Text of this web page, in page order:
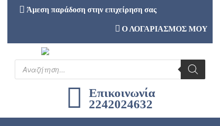
Άμεση παράδοση στην επιχείρηση σας
Ο ΛΟΓΑΡΙΑΣΜΟΣ ΜΟΥ
Επικοινωνία
2242024632